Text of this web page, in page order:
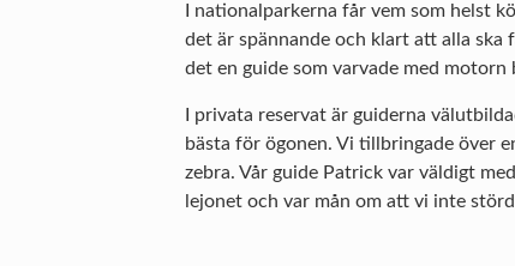
I nationalparkerna får vem som helst
det är spännande och klart att alla ska
det en guide som varvade med
I privata reservat är guiderna
bästa för ögonen. Vi tillbringade över
zebra. Vår guide Patrick var väldigt
lejonet och var mån om att vi inte